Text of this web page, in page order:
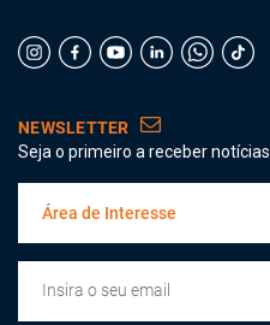
NEWSLETTER
Seja o primeiro a receber notícias
Área de Interesse